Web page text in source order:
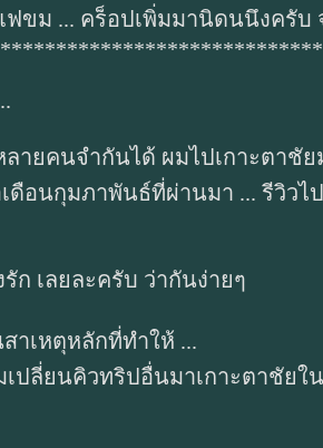
ฟขม ... คร็อปเพิ่มมานิดนนึงครั
ลายคนจำกันได้ ผมไปเกาะตาชั
เดือนกุมภาพันธ์ที่ผ่านมา ... รีวิวไ
รัก เลยละครับ ว่ากันง่ายๆ
สาเหตุหลักที่ทำให้ ...
เปลี่ยนคิวทริปอื่นมาเกาะตาชัยใ